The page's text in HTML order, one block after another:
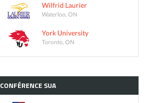
Wilfrid Laurier
Waterloo, ON
York University
Toronto, ON
CONFÉRENCE SUA